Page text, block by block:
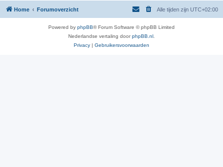
Home Forumoverzicht Alle tijden zijn UTC+02:00
Powered by phpBB® Forum Software © phpBB Limited
Nederlandse vertaling doorphpBB.nl
Privacy | Gebruikersvoorwaarden